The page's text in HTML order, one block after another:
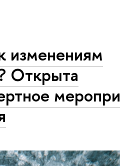
изменениям
Открыта